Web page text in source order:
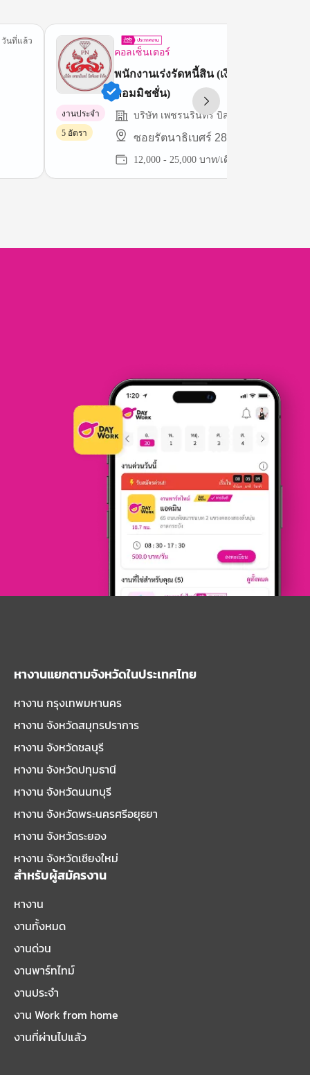
วันที่แล้ว
คอลเซ็นเตอร์
พนักงานเร่งรัดหนี้สิน (เงินเดือน +
คอมมิชชั่น)
บริษัท เพชรนรินทร์ บิสซิเนส จำกัด
ซอยรัตนาธิเบศร์ 28 นนทบุรี
12,000 - 25,000 บาท/เดือน
งานประจำ
5 อัตรา
หางานแยกตามจังหวัดในประเทศไทย
หางาน กรุงเทพมหานคร
หางาน จังหวัดสมุทรปราการ
หางาน จังหวัดชลบุรี
หางาน จังหวัดปทุมธานี
หางาน จังหวัดนนทบุรี
หางาน จังหวัดพระนครศรีอยุธยา
หางาน จังหวัดระยอง
หางาน จังหวัดเชียงใหม่
สำหรับผู้สมัครงาน
หางาน
งานทั้งหมด
งานด่วน
งานพาร์ทไทม์
งานประจำ
งาน Work from home
งานที่ผ่านไปแล้ว